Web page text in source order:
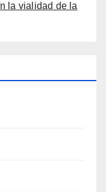
la vialidad de la